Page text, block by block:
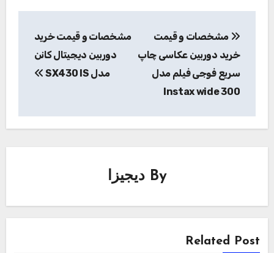
نوشته
مشخصات و قیمت
خرید دوربین عکاسی چاپ
سریع فوجی فیلم مدل
Instax wide 300
مشخصات و قیمت خرید
دوربین دیجیتال کانن
مدل SX430 IS
By دیجیزا
Related Post